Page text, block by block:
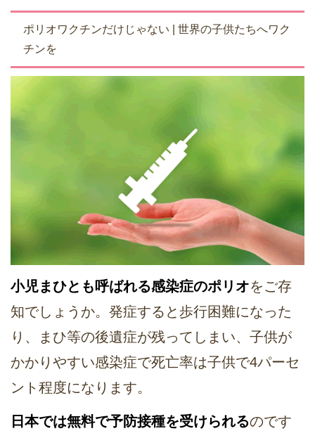
ポリオワクチンだけじゃない | 世界の子供たちへワク
チンを
小児まひとも呼ばれる感染症のポリオをご存
知でしょうか。発症すると歩行困難になった
り、まひ等の後遺症が残ってしまい、子供が
かかりやすい感染症で死亡率は子供で4パーセ
ント程度になります。
日本では無料で予防接種を受けられるのです